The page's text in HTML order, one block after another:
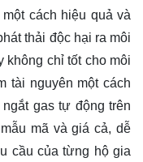
cách hiệu quả và
thải độc hại ra môi
chỉ tốt cho môi
tài nguyên một cách
gas tự động trên
mã và giá cả, dễ
cầu của từng hộ gia